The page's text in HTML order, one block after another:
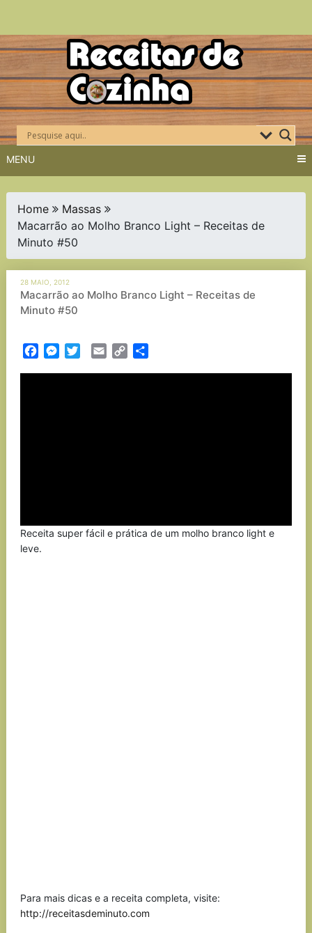
Skip
to
content
MENU
Home
Massas
Macarrão ao Molho Branco Light – Receitas de
Minuto #50
28 MAIO, 2012
Macarrão ao Molho Branco Light – Receitas de
Minuto #50
FacebookMessenger
TwitterEmail Copy
Receita super fácil e prática de um molho branco light e
leve.
Para mais dicas e a receita completa, visite:
http://receitasdeminuto.com